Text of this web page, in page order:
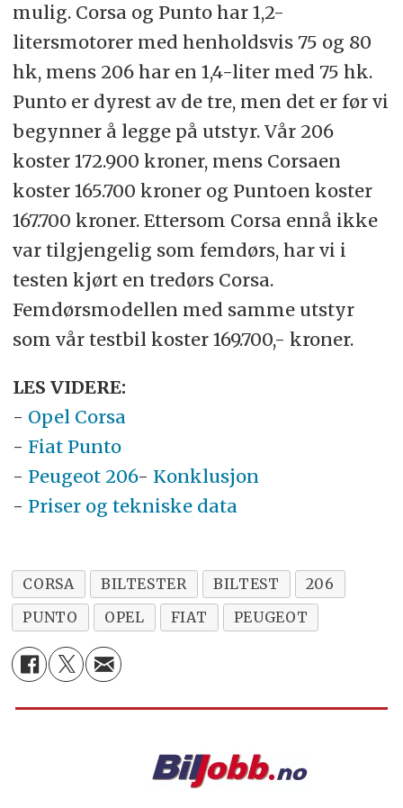
mulig. Corsa og Punto har 1,2-
litersmotorer med henholdsvis 75 og 80
hk, mens 206 har en 1,4-liter med 75 hk.
Punto er dyrest av de tre, men det er før vi
begynner å legge på utstyr. Vår 206
koster 172.900 kroner, mens Corsaen
koster 165.700 kroner og Puntoen koster
167.700 kroner. Ettersom Corsa ennå ikke
var tilgjengelig som femdørs, har vi i
testen kjørt en tredørs Corsa.
Femdørsmodellen med samme utstyr
som vår testbil koster 169.700,- kroner.
LES VIDERE:
- Opel Corsa
- Fiat Punto
- Peugeot 206- Konklusjon
- Priser og tekniske data
CORSA BILTESTER BILTEST
206
PUNTO
OPEL FIAT PEUGEOT